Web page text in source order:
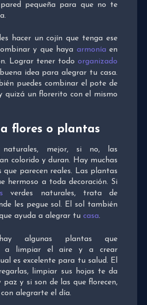
pequeña para que no te
hacer un cojín que tenga ese
y que haya armonía en
Lograr tener todo organizado
idea para alegrar tu casa.
puedes combinar el pote de
quizá un florerito con el mismo
flores o plantas
naturales, mejor, si no, las
colorido y duran. Hay muchas
que parecen reales. Las plantas
hermoso a toda decoración. Si
verdes naturales, trata de
les pegue sol. El sol también
ayuda a alegrar tu casa.
algunas plantas que
a limpiar el aire y a crear
es excelente para tu salud. El
limpiar sus hojas te da
paz y si son de las que florecen,
alegrarte el día.